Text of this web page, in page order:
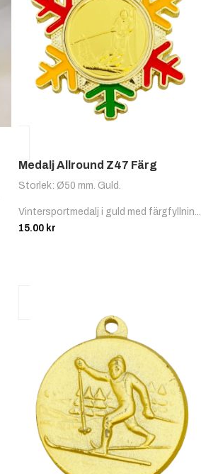
Medalj Allround Z47 Färg
Storlek: Ø50 mm. Guld.
Vintersportmedalj i guld med färgfyllnin...
15.00 kr